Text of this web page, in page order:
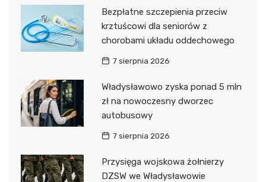
Bezpłatne szczepienia przeciw
krztuścowi dla seniorów z
chorobami układu oddechowego
7 sierpnia 2026
Władysławowo zyska ponad 5 mln
zł na nowoczesny dworzec
autobusowy
7 sierpnia 2026
Przysięga wojskowa żołnierzy
DZSW we Władysławowie